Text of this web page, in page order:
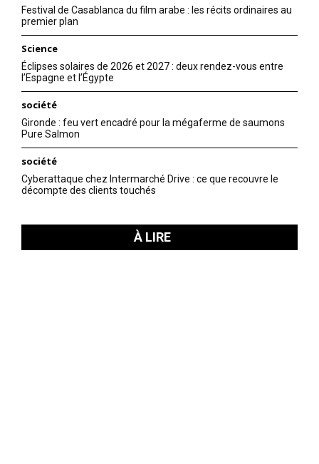
Festival de Casablanca du film arabe : les récits ordinaires au
premier plan
Science
Éclipses solaires de 2026 et 2027 : deux rendez-vous entre
l’Espagne et l’Égypte
société
Gironde : feu vert encadré pour la mégaferme de saumons
Pure Salmon
société
Cyberattaque chez Intermarché Drive : ce que recouvre le
décompte des clients touchés
À LIRE